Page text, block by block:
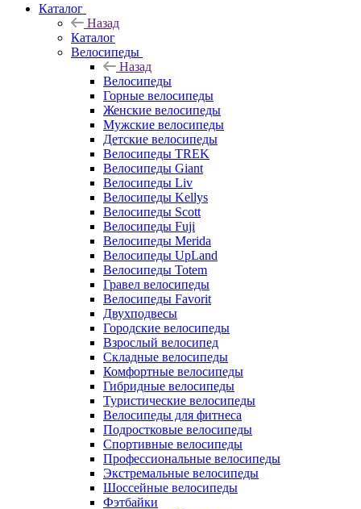
Каталог
Назад
Каталог
Велосипеды
Назад
Велосипеды
Горные велосипеды
Женские велосипеды
Мужские велосипеды
Детские велосипеды
Велосипеды TREK
Велосипеды Giant
Велосипеды Liv
Велосипеды Kellys
Велосипеды Scott
Велосипеды Fuji
Велосипеды Merida
Велосипеды UpLand
Велосипеды Totem
Гравел велосипеды
Велосипеды Favorit
Двухподвесы
Городские велосипеды
Взрослый велосипед
Складные велосипеды
Комфортные велосипеды
Гибридные велосипеды
Туристические велосипеды
Велосипеды для фитнеса
Подростковые велосипеды
Спортивные велосипеды
Профессиональные велосипеды
Экстремальные велосипеды
Шоссейные велосипеды
Фэтбайки